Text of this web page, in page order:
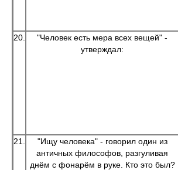
20.
"Человек есть мера всех вещей" -
утверждал:
21.
"Ищу человека" - говорил один из
античных философов, разгуливая
днём с фонарём в руке. Кто это был?